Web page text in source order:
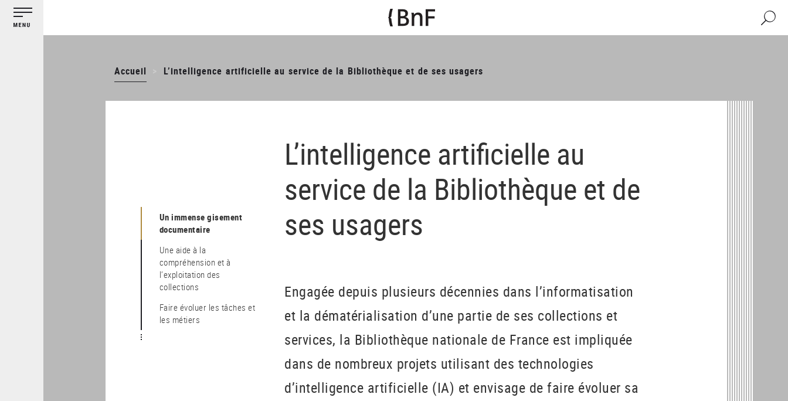
contenu
Accueil L’intelligence artificielle au service de la Bibliothèque et de ses usagers
Un immense gisement
documentaire
Une aide à la
compréhension et à
l’exploitation des
collections
Faire évoluer les tâches et
les métiers
L’intelligence artificielle au
service de la Bibliothèque et de
ses usagers
Engagée depuis plusieurs décennies dans l’informatisation
et la dématérialisation d’une partie de ses collections et
services, la Bibliothèque nationale de France est impliquée
dans de nombreux projets utilisant des technologies
d’intelligence artificielle (IA) et envisage de faire évoluer sa
Gestion des cookies